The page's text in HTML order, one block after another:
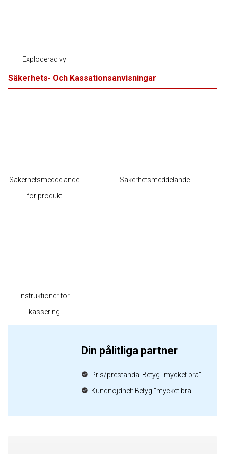
Exploderad vy
Säkerhets- Och Kassationsanvisningar
Säkerhetsmeddelande
för produkt
Säkerhetsmeddelande
Instruktioner för
kassering
Din pålitliga partner
Pris/prestanda: Betyg "mycket bra"
Kundnöjdhet: Betyg "mycket bra"